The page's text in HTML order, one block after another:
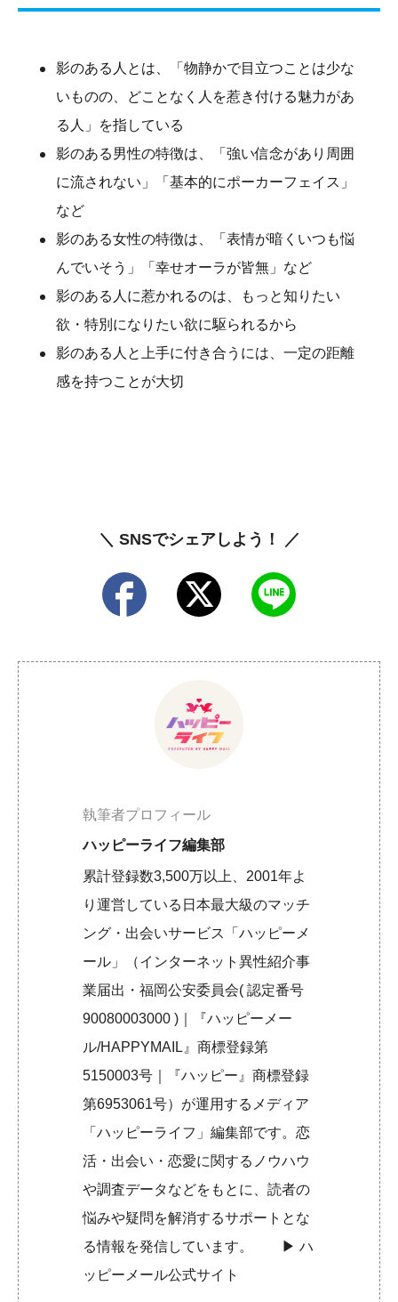
影のある人とは、「物静かで目立つことは少な
いものの、どことなく人を惹き付ける魅力があ
る人」を指している
影のある男性の特徴は、「強い信念があり周囲
に流されない」「基本的にポーカーフェイス」
など
影のある女性の特徴は、「表情が暗くいつも悩
んでいそう」「幸せオーラが皆無」など
影のある人に惹かれるのは、もっと知りたい
欲・特別になりたい欲に駆られるから
影のある人と上手に付き合うには、一定の距離
感を持つことが大切
＼ SNSでシェアしよう！ ／
執筆者プロフィール
ハッピーライフ編集部
累計登録数3,500万以上、2001年よ
り運営している日本最大級のマッチ
ング・出会いサービス「ハッピーメ
ール」（インターネット異性紹介事
業届出・福岡公安委員会( 認定番号
90080003000 )｜『ハッピーメー
ル/HAPPYMAIL』商標登録第
5150003号｜『ハッピー』商標登録
第6953061号）が運用するメディア
「ハッピーライフ」編集部です。恋
活・出会い・恋愛に関するノウハウ
や調査データなどをもとに、読者の
悩みや疑問を解消するサポートとな
る情報を発信しています。 ▶︎ハ
ッピーメール公式サイト